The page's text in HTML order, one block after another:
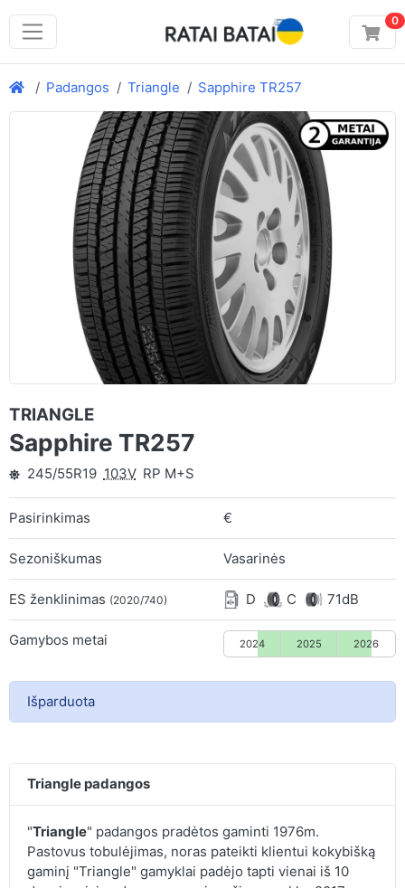
0
Padangos Triangle Sapphire TR257
TRIANGLE
Sapphire TR257
245/55R19 103V RP M+S
Pasirinkimas €
Sezoniškumas Vasarinės
ES ženklinimas (2020/740) D C 71dB
Gamybos metai 2024 2025 2026
Išparduota
Triangle padangos
"Triangle" padangos pradėtos gaminti 1976m.
Pastovus tobulėjimas, noras pateikti klientui kokybišką
gaminį "Triangle" gamyklai padėjo tapti vienai iš 10